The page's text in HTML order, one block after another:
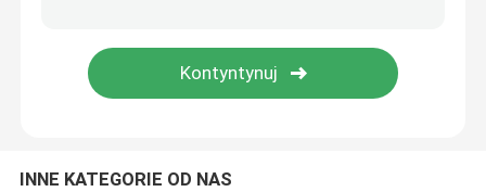
Dwójnóg karabinu myśliwskiego
INNE KATEGORIE OD NAS